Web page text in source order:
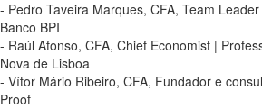
- Pedro Taveira Marques, CFA, Team
Banco BPI
- Raúl Afonso, CFA, Chief Economist |
Nova de Lisboa
- Vítor Mário Ribeiro, CFA, Fundador e
Proof